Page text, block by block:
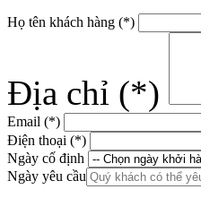
Họ tên khách hàng (*)
Địa chỉ (*)
Email (*)
Điện thoại (*)
Ngày cố định
Ngày yêu cầu